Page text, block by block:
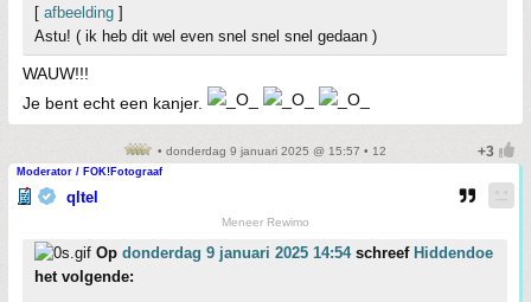
[ afbeelding ]
Astu! ( ik heb dit wel even snel snel snel gedaan )
WAUW!!!
Je bent echt een kanjer.
• donderdag 9 januari 2025 @ 15:57 • 12
Moderator / FOK!Fotograaf
qltel
Meneer Rewimo
Op donderdag 9 januari 2025 14:54schreef Hiddendoe
het volgende: